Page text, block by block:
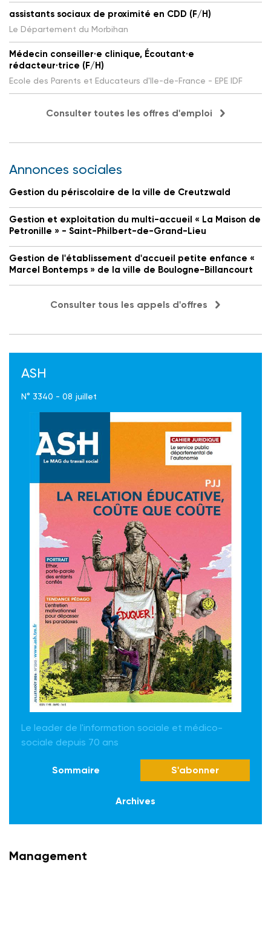
assistants sociaux de proximité en CDD (F/H)
Le Département du Morbihan
Médecin conseiller·e clinique, Écoutant·e
rédacteur·trice (F/H)
Ecole des Parents et Educateurs d'Ile-de-France - EPE IDF
Consulter toutes les offres d'emploi
Annonces sociales
Gestion du périscolaire de la ville de Creutzwald
Gestion et exploitation du multi-accueil « La Maison de
Petronille » - Saint-Philbert-de-Grand-Lieu
Gestion de l'établissement d'accueil petite enfance «
Marcel Bontemps » de la ville de Boulogne-Billancourt
Consulter tous les appels d'offres
ASH
N° 3340 - 08 juillet
Le leader de l'information sociale et médico-
sociale depuis 70 ans
Sommaire S'abonner
Archives
Management